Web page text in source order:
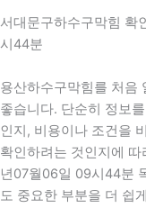
서대문구하수구막힘 확
시44분
용산하수구막힘를 처음
좋습니다. 단순히 정보
인지, 비용이나 조건을
확인하려는 것인지에
년07월06일 09시44분
도 중요한 부분을 더 쉽